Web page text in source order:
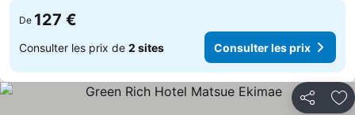
De 127 €
Consulter les prix de 2 sites Consulter les prix
Partager